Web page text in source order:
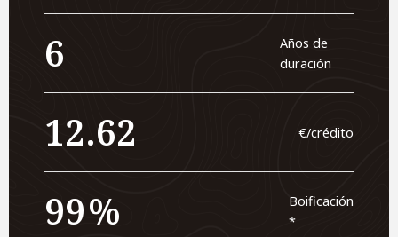
6
Años de
duración
12.62 €/crédito
99
Boificación
*